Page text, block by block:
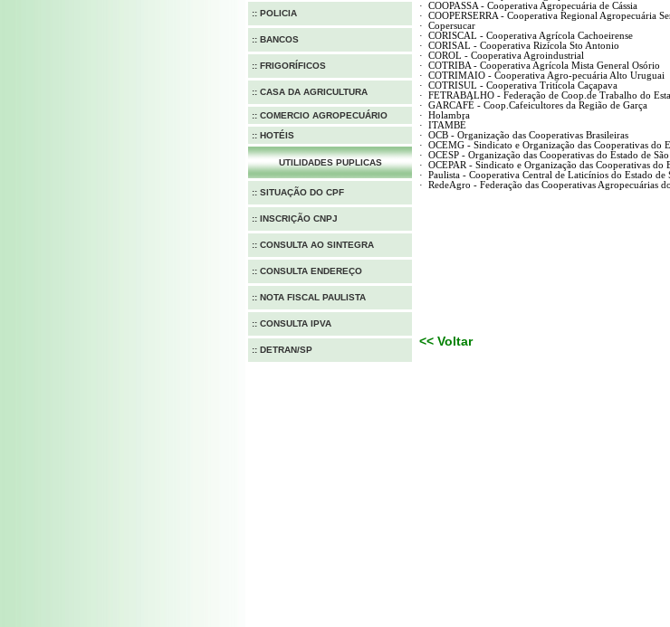
:: POLICIA
:: BANCOS
:: FRIGORÍFICOS
:: CASA DA AGRICULTURA
:: COMERCIO AGROPECUÁRIO
:: HOTÉIS
UTILIDADES PUPLICAS
:: SITUAÇÃO DO CPF
:: INSCRIÇÃO CNPJ
:: CONSULTA AO SINTEGRA
:: CONSULTA ENDEREÇO
:: NOTA FISCAL PAULISTA
:: CONSULTA IPVA
:: DETRAN/SP
·
COOPASSA - Cooperativa Agropecuária de Cássia
·
COOPERSERRA - Cooperativa Regional Agropecuária
·
Copersucar
·
CORISCAL - Cooperativa Agrícola Cachoeirense
·
CORISAL - Cooperativa Rizícola Sto Antonio
·
COROL - Cooperativa Agroindustrial
·
COTRIBA - Cooperativa Agrícola Mista General Osório
·
COTRIMAIO - Cooperativa Agro-pecuária Alto Uruguai
·
COTRISUL - Cooperativa Tritícola Caçapava
·
FETRABALHO - Federação de Coop.de Trabalho do
·
GARCAFÉ - Coop.Cafeicultores da Região de Garça
·
Holambra
·
ITAMBÉ
·
OCB - Organização das Cooperativas Brasileiras
·
OCEMG - Sindicato e Organização das Cooperativas do
·
OCESP - Organização das Cooperativas do Estado de
·
OCEPAR - Sindicato e Organização das Cooperativas do
·
Paulista - Cooperativa Central de Laticínios do Estado de
·
RedeAgro - Federação das Cooperativas Agropecuárias
<< Voltar